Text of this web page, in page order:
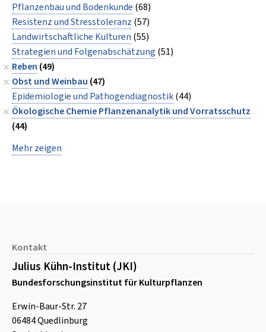
Pflanzenbau und Bodenkunde (68)
Resistenz und Stresstoleranz (57)
Landwirtschaftliche Kulturen (55)
Strategien und Folgenabschätzung (51)
Reben (49)
Obst und Weinbau (47)
Epidemiologie und Pathogendiagnostik(44)
Ökologische Chemie Pflanzenanalytik und Vorratsschutz
(44)
Mehr zeigen
Kontakt
Julius Kühn-Institut (JKI)
Bundesforschungsinstitut für Kulturpflanzen
Erwin-Baur-Str. 27
06484Quedlinburg